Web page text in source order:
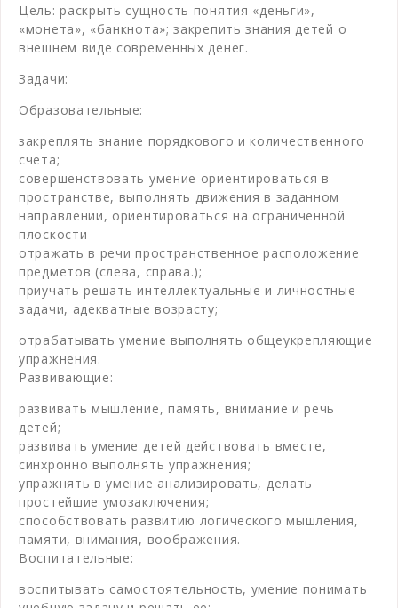
Цель: раскрыть сущность понятия «деньги»,
«монета», «банкнота»; закрепить знания детей о
внешнем виде современных денег.
Задачи:
Образовательные:
закреплять знание порядкового и количественного
счета;
совершенствовать умение ориентироваться в
пространстве, выполнять движения в заданном
направлении, ориентироваться на ограниченной
плоскости
отражать в речи пространственное расположение
предметов (слева, справа.);
приучать решать интеллектуальные и личностные
задачи, адекватные возрасту;
отрабатывать умение выполнять общеукрепляющие
упражнения.
Развивающие:
развивать мышление, память, внимание и речь
детей;
развивать умение детей действовать вместе,
синхронно выполнять упражнения;
упражнять в умение анализировать, делать
простейшие умозаключения;
способствовать развитию логического мышления,
памяти, внимания, воображения.
Воспитательные:
воспитывать самостоятельность, умение понимать